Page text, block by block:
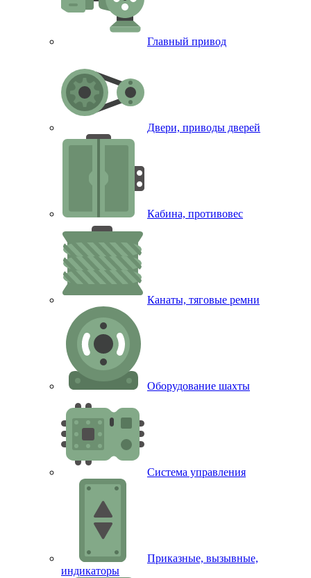
Главный привод
Двери, приводы дверей
Кабина, противовес
Канаты, тяговые ремни
Оборудование шахты
Система управления
Приказные, вызывные,
индикаторы